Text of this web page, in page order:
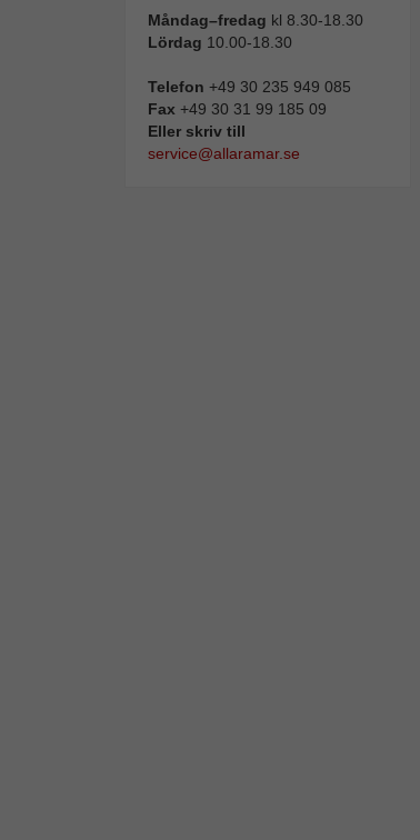
Måndag–fredag kl 8.30-18.30
Lördag 10.00-18.30
Telefon +49 30 235 949 085
Fax +49 30 31 99 185 09
Eller skriv till
service@allaramar.se